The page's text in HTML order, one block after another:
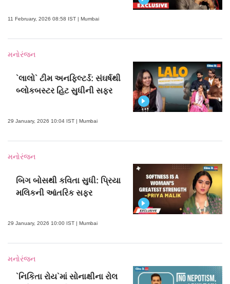
11 February, 2026 08:58 IST | Mumbai
મનોરંજન
`લાલો` ટીમ અનફિલ્ટર્ડ: સંઘર્ષથી
બ્લોકબસ્ટર હિટ સુધીની સફર
29 January, 2026 10:04 IST | Mumbai
મનોરંજન
બિગ બોસથી કવિતા સુધી: પ્રિયા
મલિકની આંતરિક સફર
29 January, 2026 10:00 IST | Mumbai
મનોરંજન
`નિકિતા રોય`માં સોનાક્ષીના રોલ